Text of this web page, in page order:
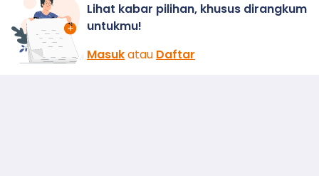
Lihat kabar pilihan, khusus dirangkum
untukmu!
Masukatau Daftar